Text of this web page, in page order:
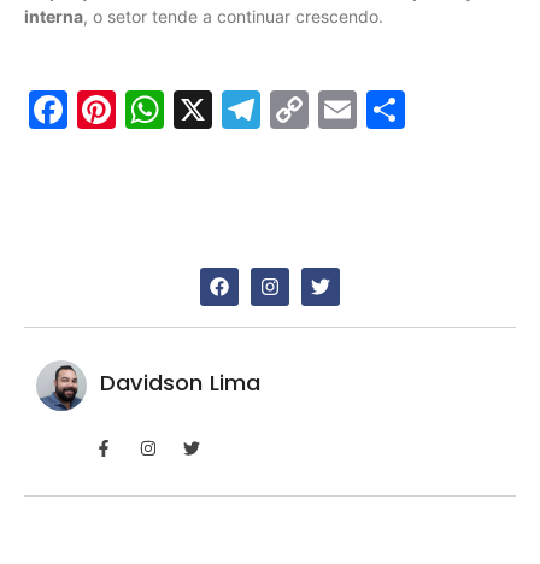
interna, o setor tende a continuar crescendo.
Facebook
Pinterest
WhatsApp
X Telegram
CopyEmail
Davidson Lima